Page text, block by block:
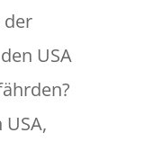
der
USA